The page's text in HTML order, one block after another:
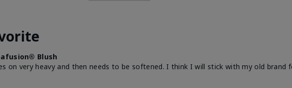
Blush
on very heavy and then needs to be softened. I think I will stick with my old brand